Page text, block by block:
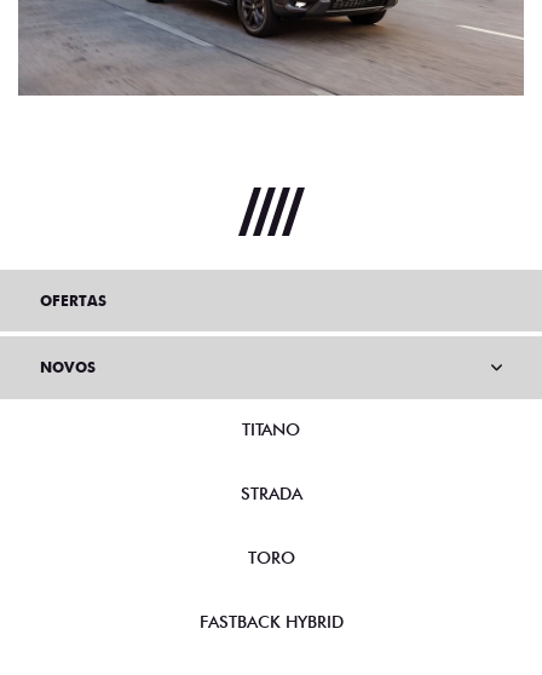
OFERTAS
NOVOS
TITANO
STRADA
TORO
FASTBACK HYBRID